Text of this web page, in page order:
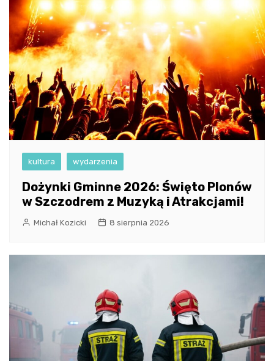
kultura wydarzenia
Dożynki Gminne 2026: Święto Plonów
w Szczodrem z Muzyką i Atrakcjami!
Michał Kozicki 8 sierpnia 2026